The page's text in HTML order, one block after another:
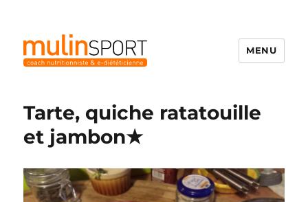
MENU
Tarte, quiche ratatouille
et jambon★